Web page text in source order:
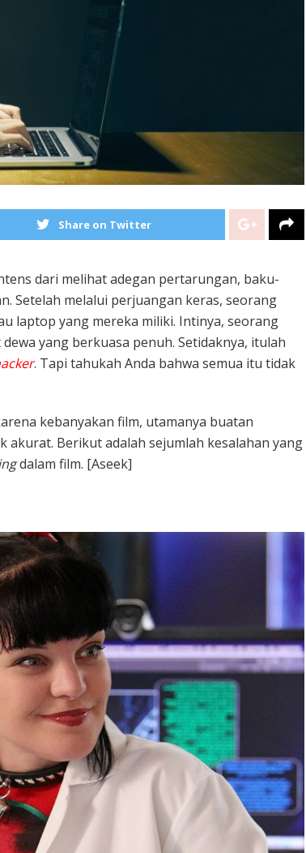
Share on Twitter
dari melihat adegan pertarungan, baku-
Setelah melalui perjuangan keras, seorang
laptop yang mereka miliki. Intinya, seorang
yang berkuasa penuh. Setidaknya, itulah
. Tapi tahukah Anda bahwa semua itu tidak
kebanyakan film, utamanya buatan
akurat. Berikut adalah sejumlah kesalahan yang
dalam film. [Aseek]